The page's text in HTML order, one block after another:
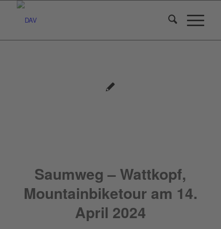
Saumweg – Wattkopf,
Mountainbiketour am 14.
April 2024